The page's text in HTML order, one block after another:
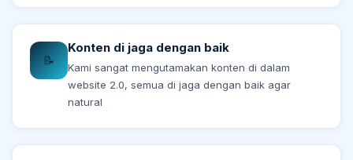
📝
Konten di jaga dengan baik
Kami sangat mengutamakan konten di dalam
website 2.0, semua di jaga dengan baik agar
natural